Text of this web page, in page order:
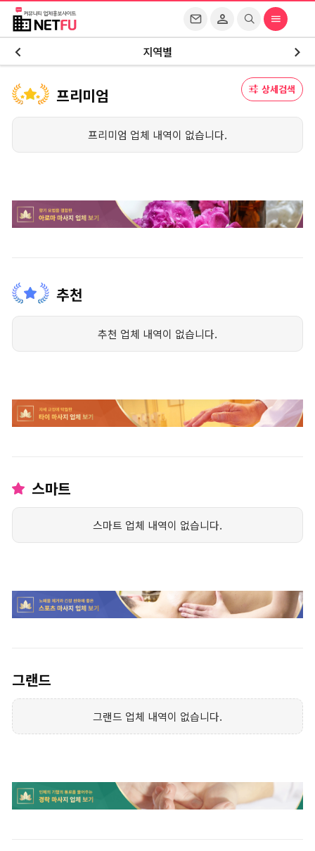
지역별
상세검색
프리미엄
프리미엄 업체 내역이 없습니다.
추천
추천 업체 내역이 없습니다.
스마트
스마트 업체 내역이 없습니다.
그랜드
그랜드 업체 내역이 없습니다.